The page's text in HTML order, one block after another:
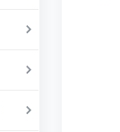


